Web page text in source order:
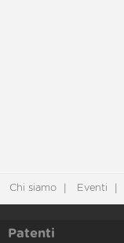
Chi siamo Eventi
Patenti